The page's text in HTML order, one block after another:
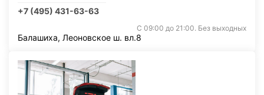
+7 (495) 431-63-63
С 09:00 до 21:00. Без выходных
Балашиха, Леоновское ш. вл.8